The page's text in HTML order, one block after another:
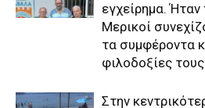
εγχείρημα.
Μερικοί
τα συμφέροντα
φιλοδοξίες τους
Στην